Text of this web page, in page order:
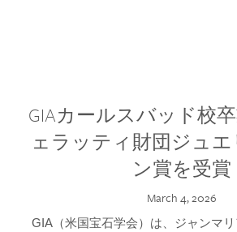
GIAカールスバッド校
ェラッティ財団ジュ
ン賞を受賞
March 4, 2026
GIA（米国宝石学会）は、ジャンマ